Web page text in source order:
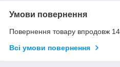
Умови повернення
Повернення товару впродовж
Всі умови повернення